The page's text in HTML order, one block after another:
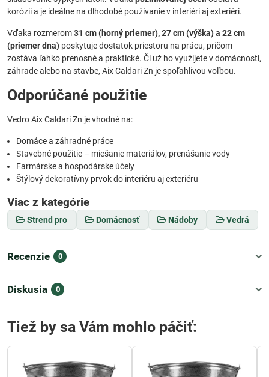
korózii a je ideálne na dlhodobé používanie v interiéri aj exteriéri.
Vďaka rozmerom31 cm (horný priemer), 27 cm (výška) a 22 cm
(priemer dna) poskytuje dostatok priestoru na prácu, pričom
zostáva ľahko prenosné a praktické. Či už ho využijete v domácnosti,
záhrade alebo na stavbe, Aix Caldari Zn je spoľahlivou voľbou.
Odporúčané použitie
Vedro Aix Caldari Zn je vhodné na:
Domáce a záhradné práce
Stavebné použitie – miešanie materiálov, prenášanie vody
Farmárske a hospodárske účely
Štýlový dekoratívny prvok do interiéru aj exteriéru
Viac z kategórie
Strend pro Domácnosť Nádoby Vedrá
Recenzie 0
Diskusia 0
Tiež by sa Vám mohlo páčiť: